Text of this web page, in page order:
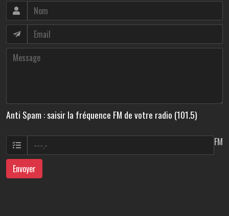
Anti Spam : saisir la fréquence FM de votre radio (101.5)
FM
Envoyer